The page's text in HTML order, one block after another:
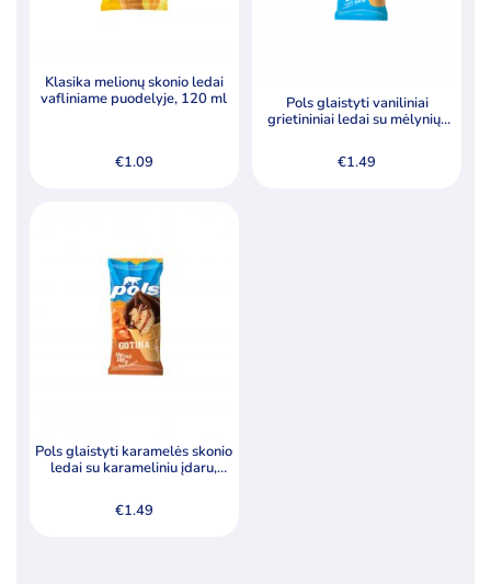
Klasika melionų skonio ledai
vafliniame puodelyje, 120 ml
€1.09
Pols glaistyti vaniliniai
grietininiai ledai su mėlynių-
€1.49
Pols glaistyti karamelės skonio
ledai su karameliniu įdaru,
€1.49